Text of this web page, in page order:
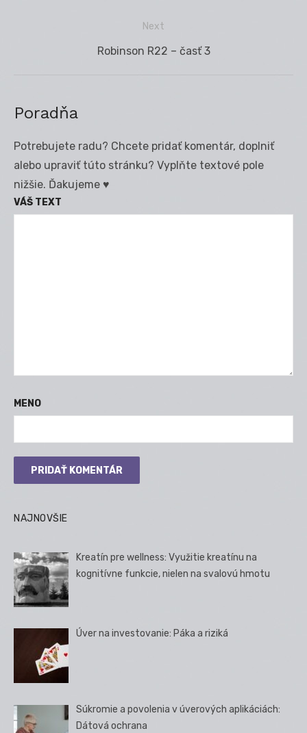
Next
Next
Robinson R22 – časť 3
Poradňa
Potrebujete radu? Chcete pridať komentár, doplniť
alebo upraviť túto stránku? Vyplňte textové pole
nižšie. Ďakujeme ♥
VÁŠ TEXT
MENO
NAJNOVŠIE
Kreatín pre wellness: Využitie kreatínu na
kognitívne funkcie, nielen na svalovú hmotu
Úver na investovanie: Páka a riziká
Súkromie a povolenia v úverových aplikáciách:
Dátová ochrana